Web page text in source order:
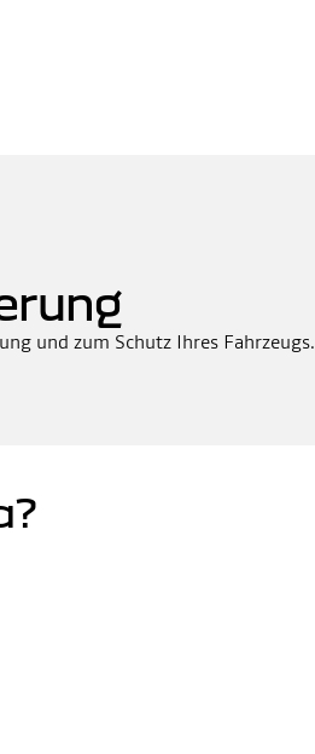
und zum Schutz Ihres Fahrzeugs.